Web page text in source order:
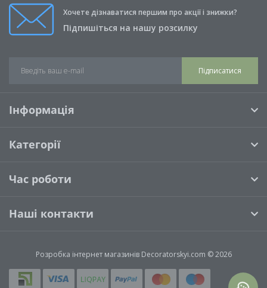
Хочете дізнаватися першим про акції і знижки?
Підпишіться на нашу розсилку
Підписатися
Інформація
Категорії
Час роботи
Наші контакти
Розробка інтернет магазинівDecoratorskyi.com © 2026